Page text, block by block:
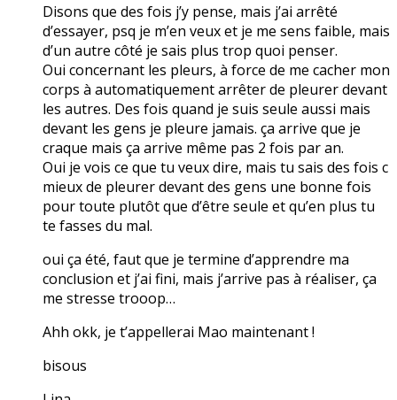
Disons que des fois j’y pense, mais j’ai arrêté
d’essayer, psq je m’en veux et je me sens faible, mais
d’un autre côté je sais plus trop quoi penser.
Oui concernant les pleurs, à force de me cacher mon
corps à automatiquement arrêter de pleurer devant
les autres. Des fois quand je suis seule aussi mais
devant les gens je pleure jamais. ça arrive que je
craque mais ça arrive même pas 2 fois par an.
Oui je vois ce que tu veux dire, mais tu sais des fois c
mieux de pleurer devant des gens une bonne fois
pour toute plutôt que d’être seule et qu’en plus tu
te fasses du mal.
oui ça été, faut que je termine d’apprendre ma
conclusion et j’ai fini, mais j’arrive pas à réaliser, ça
me stresse trooop…
Ahh okk, je t’appellerai Mao maintenant !
bisous